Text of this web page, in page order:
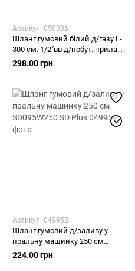
Артикул: 050036
Шланг гумовий білий д/газу L-
300 cм. 1/2"вв д/побут. прилад.
SD090G300 SD Plus
298.00 грн
Артикул: 049952
Шланг гумовий д/заливу у
пральну машинку 250 см
SD095W250 SD Plus
224.00 грн